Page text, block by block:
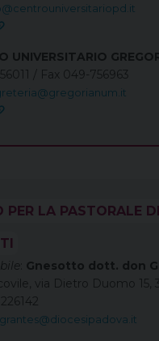
UNIVERSITARIO
/ Fax 049-756963
PER LA PASTORALE
Gnesotto dott. don
via Dietro Duomo 15,